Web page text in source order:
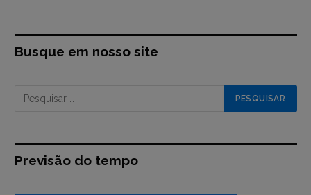
Busque em nosso site
Previsão do tempo